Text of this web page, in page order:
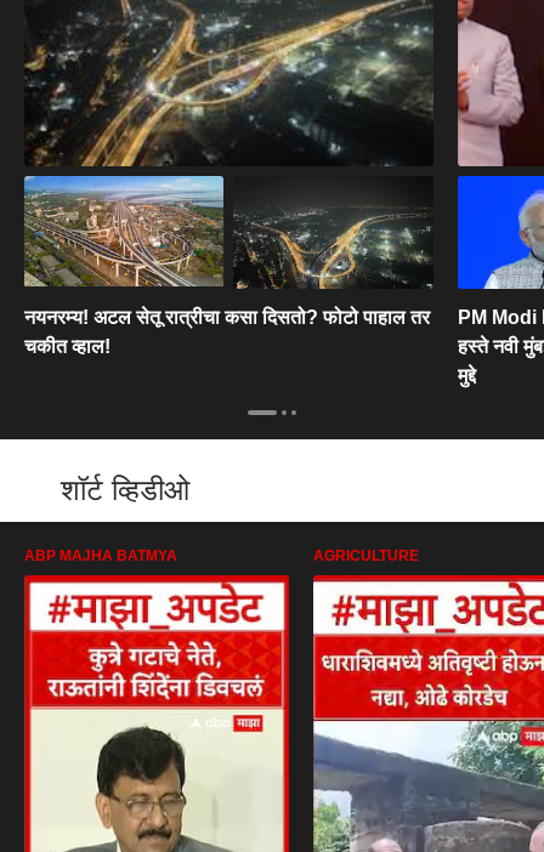
नयनरम्य! अटल सेतू रात्रीचा कसा दिसतो? फोटो पाहाल तर
चकीत व्हाल!
PM Modi
हस्ते नवी
मुद्दे
शॉर्ट व्हिडीओ
ABP MAJHA BATMYA AGRICULTURE